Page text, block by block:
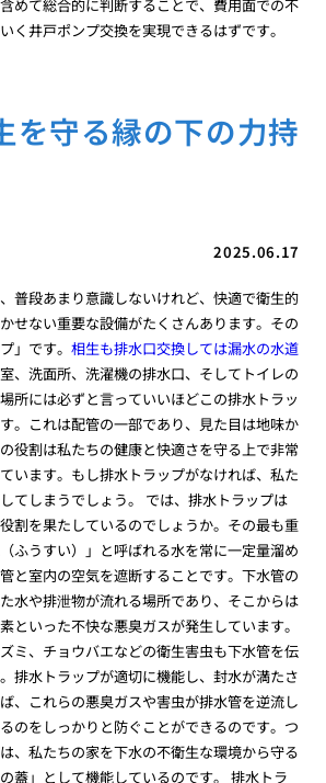
めて総合的に判断することで、費用面での不
く井戸ポンプ交換を実現できるはずです。
を守る縁の下の力持
2025.06.17
普段あまり意識しないけれど、快適で衛生的
せない重要な設備がたくさんあります。その
」です。相生も排水口交換しては漏水の水道
、洗面所、洗濯機の排水口、そしてトイレの
所には必ずと言っていいほどこの排水トラッ
。これは配管の一部であり、見た目は地味か
役割は私たちの健康と快適さを守る上で非常
います。もし排水トラップがなければ、私た
てしまうでしょう。 では、排水トラップは
割を果たしているのでしょうか。その最も重
ふうすい）」と呼ばれる水を常に一定量溜め
と室内の空気を遮断することです。下水管の
水や排泄物が流れる場所であり、そこからは
といった不快な悪臭ガスが発生しています。
ミ、チョウバエなどの衛生害虫も下水管を伝
排水トラップが適切に機能し、封水が満たさ
、これらの悪臭ガスや害虫が排水管を逆流し
のをしっかりと防ぐことができるのです。つ
、私たちの家を下水の不衛生な環境から守る
蓋」として機能しているのです。 排水トラ